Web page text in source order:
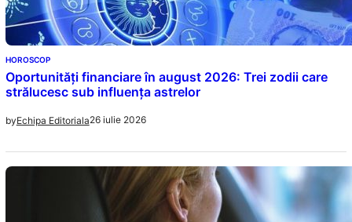
HOROSCOP
Oportunități financiare în august 2026: Trei zodii care
strălucesc sub influența astrelor
byEchipa Editoriala26 iulie 2026